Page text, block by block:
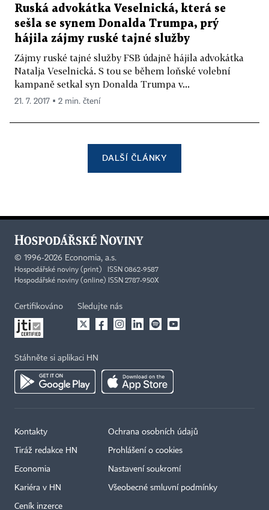
Ruská advokátka Veselnická, která se
sešla se synem Donalda Trumpa, prý
hájila zájmy ruské tajné služby
Zájmy ruské tajné služby FSB údajně hájila advokátka
Natalja Veselnická. S tou se během loňské volební
kampaně setkal syn Donalda Trumpa v...
21. 7. 2017 ▪ 2 min. čtení
DALŠÍ ČLÁNKY
© 1996-2026 Economia, a.s.
Hospodářské noviny (print) ISSN 0862-9587
Hospodářské noviny (online) ISSN 2787-950X
Certifikováno Sledujte nás
Stáhněte si aplikaci HN
Kontakty
Tiráž redakce HN
Economia
Kariéra v HN
Ceník inzerce
Ochrana osobních údajů
Prohlášení o cookies
Nastavení soukromí
Všeobecné smluvní podmínky